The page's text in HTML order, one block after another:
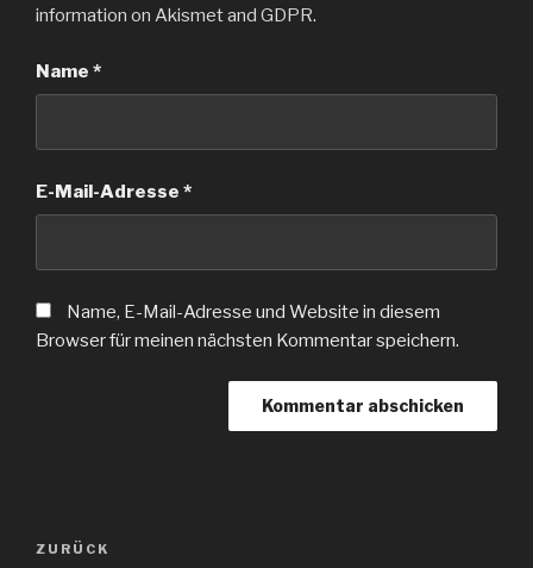
information on Akismet and GDPR.
Name *
E-Mail-Adresse *
Name, E-Mail-Adresse und Website in diesem
Browser für meinen nächsten Kommentar speichern.
Beitragsnavigation
Vorheriger
ZURÜCK